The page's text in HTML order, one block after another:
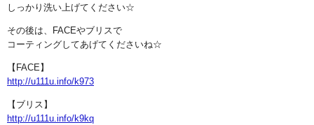
しっかり洗い上げてください☆
その後は、FACEやブリスで
コーティングしてあげてくださいね☆
【FACE】
http://u111u.info/k973
【ブリス】
http://u111u.info/k9kq